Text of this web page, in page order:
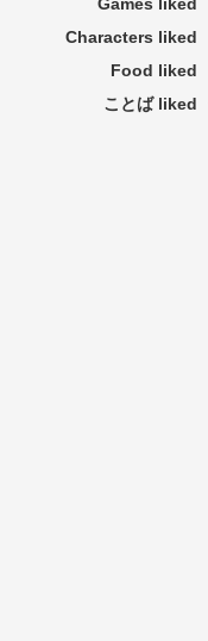
Games liked
Characters liked
Food liked
ことば liked